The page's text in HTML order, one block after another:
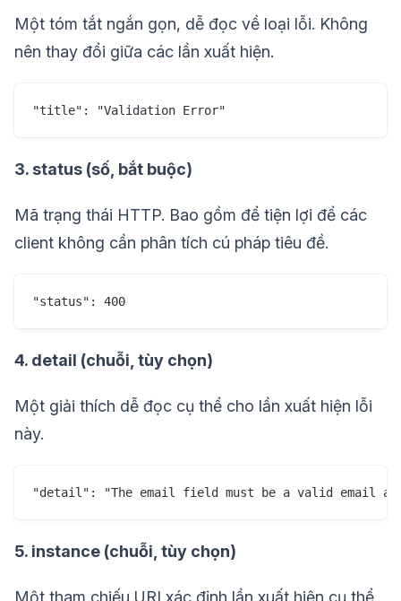
Một tóm tắt ngắn gọn, dễ đọc về loại lỗi. Không
nên thay đổi giữa các lần xuất hiện.
3. status (số, bắt buộc)
Mã trạng thái HTTP. Bao gồm để tiện lợi để các
client không cần phân tích cú pháp tiêu đề.
4. detail (chuỗi, tùy chọn)
Một giải thích dễ đọc cụ thể cho lần xuất hiện lỗi
này.
5. instance (chuỗi, tùy chọn)
Một tham chiếu URI xác định lần xuất hiện cụ thể